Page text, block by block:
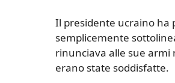
Il presidente ucraino ha
semplicemente
rinunciava alle sue armi
erano state soddisfatte.